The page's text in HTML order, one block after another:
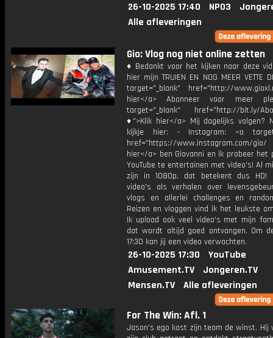
26-10-2025 17:40 NPO3
Alle afleveringen
Gio: Vlog nog niet online zetten
♦ Bedankt voor het kijken naar deze
hier mijn TRUIEN EN NOG MEER VETTE
target="_blank" href="http://
hier</a> Abonneer voor meer
target="_blank" href="http://bit.ly/
♦">Klik hier</a> Mij dagelijks volgen?
kijkje hier: - Instagram: <a
href="https://www.instagram.com/
hier</a> ben Giovanni en ik probeer het
YouTube te entertainen met video's! Al
zijn in 1080p, dat betekent dus HD!
video's als verhalen over
vlogs en allerlei challenges en
Reizen en vloggen vind ik het leukste
Ik upload ook veel video's met mijn
dat wordt altijd goed ontvangen. Om
17:30 kan jij een video verwachten.
26-10-2025 17:30
YouTube
Amusement.TV
Jongeren.TV
Mensen.TV
Alle afleveringen
For The Win: Afl. 1
Jason's ego kost zijn team de winst. Hij